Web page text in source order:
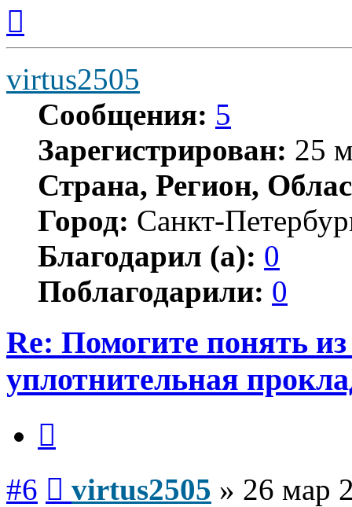
началу
virtus2505
Сообщения: 5
Зарегистрирован: 25
Страна, Регион,
Город: Санкт-
Благодарил (а): 0
Поблагодарили: 0
Re: Помогите понять из
уплотнительная
#6 virtus2505 » 26 мар